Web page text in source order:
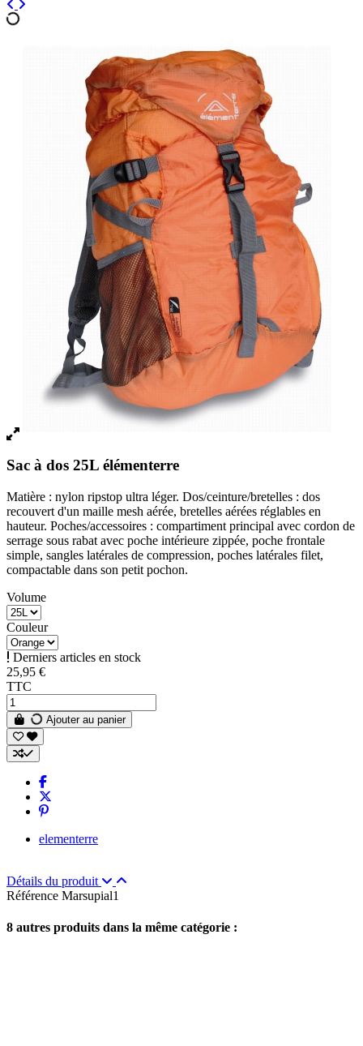
Sac à dos 25L élémenterre
Matière : nylon ripstop ultra léger. Dos/ceinture/bretelles : dos
recouvert d'un maille mesh aérée, bretelles aérées réglables en
hauteur. Poches/accessoires : compartiment principal avec cordon de
serrage sous rabat avec poche intérieure zippée, poche frontale
simple, sangles latérales de compression, poches latérales filet,
compactable dans son petit pochon.
Volume
Couleur
Derniers articles en stock
25,95 €
TTC
Ajouter au panier
elementerre
Détails du produit
Référence Marsupial1
8 autres produits dans la même catégorie :